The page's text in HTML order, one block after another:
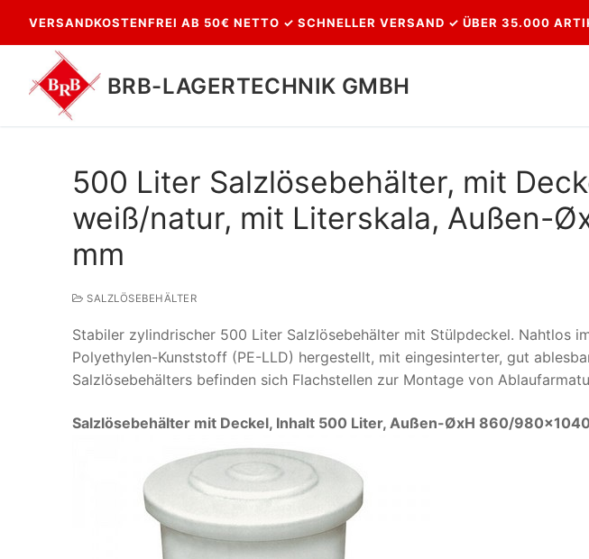
Inhalt
springen
VERSANDKOSTENFREI AB 50€ NETTO ✓ SCHNELLER VERSAND ✓ ÜBER 35.000
BRB-LAGERTECHNIK GMBH
nach:
500 Liter Salzlösebehälter, mit
weiß/natur, mit Literskala, Außen-
mm
SALZLÖSEBEHÄLTER
Stabiler zylindrischer 500 Liter Salzlösebehälter mit Stülpdeckel. Nahtlos
Polyethylen-Kunststoff (PE-LLD) hergestellt, mit eingesinterter, gut
Salzlösebehälters befinden sich Flachstellen zur Montage von
Salzlösebehälter mit Deckel, Inhalt 500 Liter, Außen-ØxH 860/